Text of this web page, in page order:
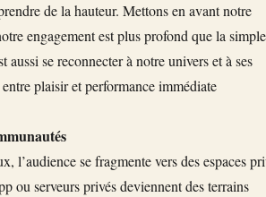
de la hauteur. Mettons en avant notre
engagement est plus profond que la simple
se reconnecter à notre univers et à ses
plaisir et performance immédiate
l’audience se fragmente vers des espaces
ou serveurs privés deviennent des terrains